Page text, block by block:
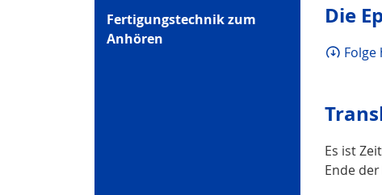
Fertigungstechnik zum
Anhören
Die
Es ist
Ende